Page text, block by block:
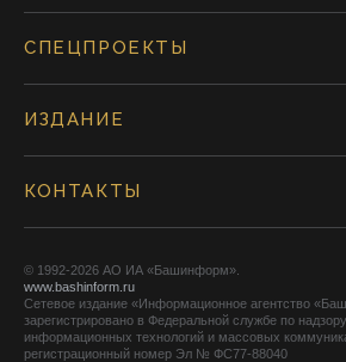
СПЕЦПРОЕКТЫ
ИЗДАНИЕ
КОНТАКТЫ
© 1992-2026 АО ИА «Башинформ».
www.bashinform.ru
Сетевое издание «Информационное агентство
зарегистрировано в Федеральной службе по
информационных технологий и массовых
регистрационный номер Эл № ФС77-88040